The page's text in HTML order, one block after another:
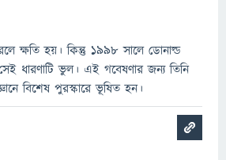
ক্ষতি হয়। কিন্তু ১৯৯৮ সালে ডোনাল্ড
ধারণাটি ভুল। এই গবেষণার জন্য তিনি
বিশেষ পুরস্কারে ভূষিত হন।